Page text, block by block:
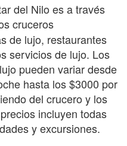
del Nilo es a través
cruceros
de lujo, restaurantes
servicios de lujo. Los
pueden variar desde
hasta los $3000 por
del crucero y los
incluyen todas
y excursiones.